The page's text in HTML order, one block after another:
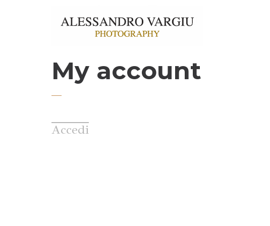
My account
Accedi